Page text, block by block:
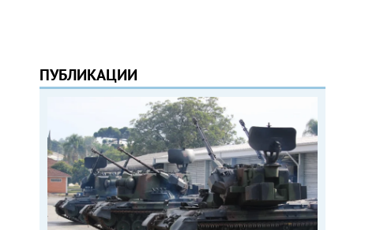
ПУБЛИКАЦИИ